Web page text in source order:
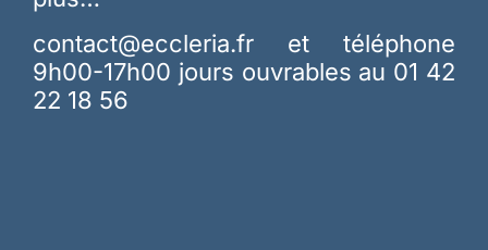
contact@eccleria.fr et téléphone
9h00-17h00 jours ouvrables au 01 42
22 18 56